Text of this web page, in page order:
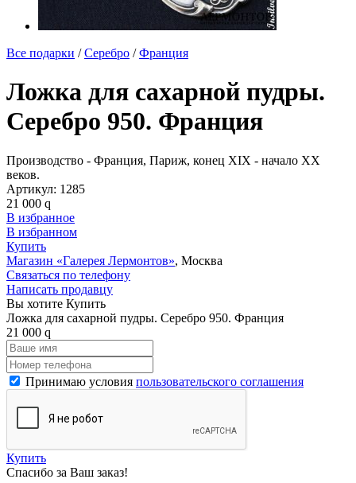
Все подарки /Серебро /Франция
Ложка для сахарной пудры.
Серебро 950. Франция
Производство - Франция, Париж, конец XIX - начало XX
веков.
Артикул: 1285
21 000 q
В избранное
В избранном
Купить
Магазин «Галерея Лермонтов», Москва
Связаться по телефону
Написать продавцу
Вы хотите Купить
Ложка для сахарной пудры. Серебро 950. Франция
21 000 q
Принимаю условия пользовательского соглашения
Купить
Спасибо за Ваш заказ!